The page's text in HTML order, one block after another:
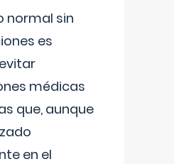
normal sin
es
médicas
que, aunque
en el